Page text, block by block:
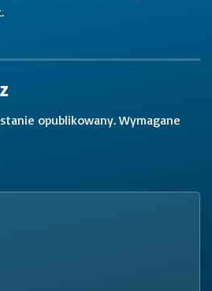
opublikowany. Wymagane